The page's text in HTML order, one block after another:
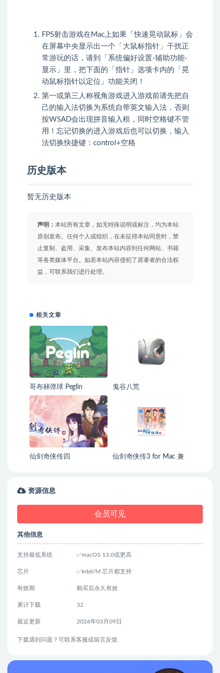
FPS射击游戏在Mac上如果「快速晃动鼠标」会
在屏幕中央显示出一个「大鼠标指针」干扰正
常游玩的话，请到「系统偏好设置-辅助功能-
显示」里，把下面的「指针」选项卡内的「晃
动鼠标指针以定位」功能关闭！
第一或第三人称视角游戏进入游戏前请先把自
己的输入法切换为系统自带英文输入法，否则
按WSAD会出现拼音输入框，同时空格键不管
用！忘记切换的进入游戏后也可以切换，输入
法切换快捷键：control+空格
历史版本
暂无历史版本
声明： 本站所有文章，如无特殊说明或标注，均为本站
原创发布。任何个人或组织，在未征得本站同意时，禁
止复制、盗用、采集、发布本站内容到任何网站、书籍
等各类媒体平台。如若本站内容侵犯了原著者的合法权
益，可联系我们进行处理。
相关文章
哥布林弹球 Peglin 鬼谷八荒
仙剑奇侠传四
仙剑奇侠传3 for Mac 兼
资源信息
会员可见
其他信息
支持最低系统 ✅macOS 13.0或更高
芯片 ✅Intel/M 芯片都支持
有效期 购买后永久有效
累计下载 32
最近更新 2026年03月09日
下载遇到问题？可联系客服或留言反馈